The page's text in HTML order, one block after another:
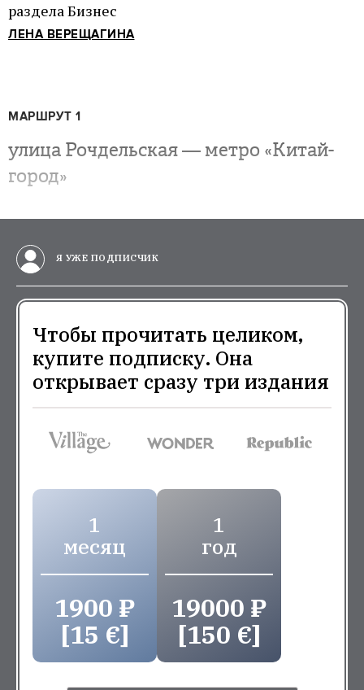
раздела Бизнес
ЛЕНА ВЕРЕЩАГИНА
МАРШРУТ 1
улица Рочдельская — метро «Китай-
город»
Я УЖЕ ПОДПИСЧИК
Чтобы прочитать целиком,
купите подписку. Она
открывает сразу три издания
1
месяц
1900 ₽
[15 €]
1
год
19000 ₽
[150 €]